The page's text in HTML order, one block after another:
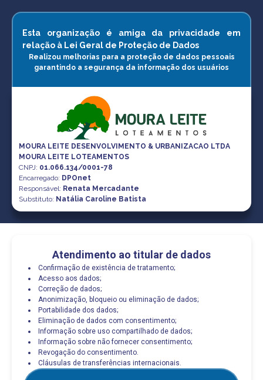
Esta organização é amiga da privacidade em
relação à Lei Geral de Proteção de Dados
Realizou melhorias para a proteção de dados pessoais
garantindo a segurança da informação dos usuários
MOURA LEITE DESENVOLVIMENTO & URBANIZACAO LTDA
MOURA LEITE LOTEAMENTOS
CNPJ: 01.066.134/0001-78
Encarregado: DPOnet
Responsável: Renata Mercadante
Substituto: Natália Caroline Batista
Atendimento ao titular de dados
Confirmação de existência de tratamento;
Acesso aos dados;
Correção de dados;
Anonimização, bloqueio ou eliminação de dados;
Portabilidade dos dados;
Eliminação de dados com consentimento;
Informação sobre uso compartilhado de dados;
Informação sobre não fornecer consentimento;
Revogação do consentimento.
Cláusulas de transferências internacionais.